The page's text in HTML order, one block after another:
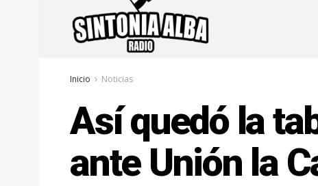
Inicio Noticias
Así quedó la
ante Unión la